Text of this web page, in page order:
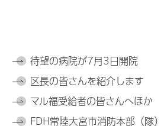
待望の病院が7月3日開院
区長の皆さんを紹介します
マル福受給者の皆さんへほか
FDH常陸大宮市消防本部（隊